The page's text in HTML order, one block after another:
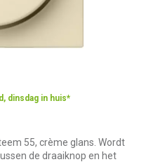
dinsdag in huis*
55, crème glans. Wordt
de draaiknop en het